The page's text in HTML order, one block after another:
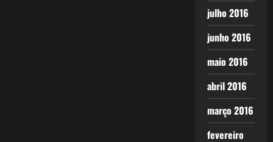
julho 2016
junho 2016
maio 2016
abril 2016
março 2016
fevereiro